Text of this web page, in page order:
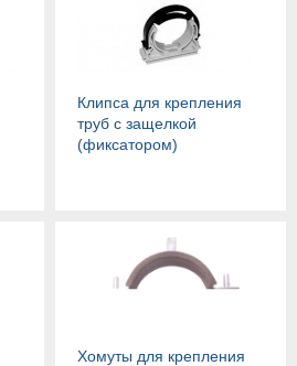
Клипса для крепления
труб с защелкой
(фиксатором)
Хомуты для крепления